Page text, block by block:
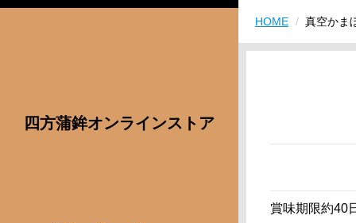
四方蒲鉾オンラインストア
HOME 真空かま
賞味期限約40